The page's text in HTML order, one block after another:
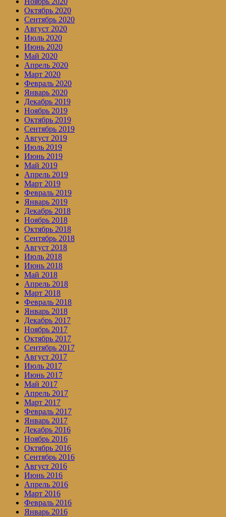
Октябрь 2020
Сентябрь 2020
Август 2020
Июль 2020
Июнь 2020
Май 2020
Апрель 2020
Март 2020
Февраль 2020
Январь 2020
Декабрь 2019
Ноябрь 2019
Октябрь 2019
Сентябрь 2019
Август 2019
Июль 2019
Июнь 2019
Май 2019
Апрель 2019
Март 2019
Февраль 2019
Январь 2019
Декабрь 2018
Ноябрь 2018
Октябрь 2018
Сентябрь 2018
Август 2018
Июль 2018
Июнь 2018
Май 2018
Апрель 2018
Март 2018
Февраль 2018
Январь 2018
Декабрь 2017
Ноябрь 2017
Октябрь 2017
Сентябрь 2017
Август 2017
Июль 2017
Июнь 2017
Май 2017
Апрель 2017
Март 2017
Февраль 2017
Январь 2017
Декабрь 2016
Ноябрь 2016
Октябрь 2016
Сентябрь 2016
Август 2016
Июнь 2016
Апрель 2016
Март 2016
Февраль 2016
Январь 2016